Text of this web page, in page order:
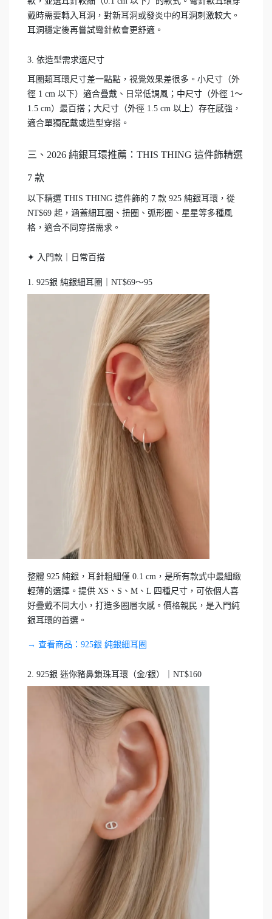
戴時需要轉入耳洞，對新耳洞或發炎中的耳洞刺激較大。
耳洞穩定後再嘗試彎針款會更舒適。
3. 依造型需求選尺寸
耳圈類耳環尺寸差一點點，視覺效果差很多。小尺寸（外
徑 1 cm 以下）適合疊戴、日常低調風；中尺寸（外徑 1～
1.5 cm）最百搭；大尺寸（外徑 1.5 cm 以上）存在感強，
適合單獨配戴或造型穿搭。
三、2026 純銀耳環推薦：THIS THING 這件飾精選
7 款
以下精選 THIS THING 這件飾的 7 款 925 純銀耳環，從
NT$69 起，涵蓋細耳圈、扭圈、弧形圈、星星等多種風
格，適合不同穿搭需求。
✦ 入門款｜日常百搭
1. 925銀 純銀細耳圈｜NT$69～95
整體 925 純銀，耳針粗細僅 0.1 cm，是所有款式中最細緻
輕薄的選擇。提供 XS、S、M、L 四種尺寸，可依個人喜
好疊戴不同大小，打造多圈層次感。價格親民，是入門純
銀耳環的首選。
→ 查看商品：925銀 純銀細耳圈
2. 925銀 迷你豬鼻鎖珠耳環（金/銀）｜NT$160